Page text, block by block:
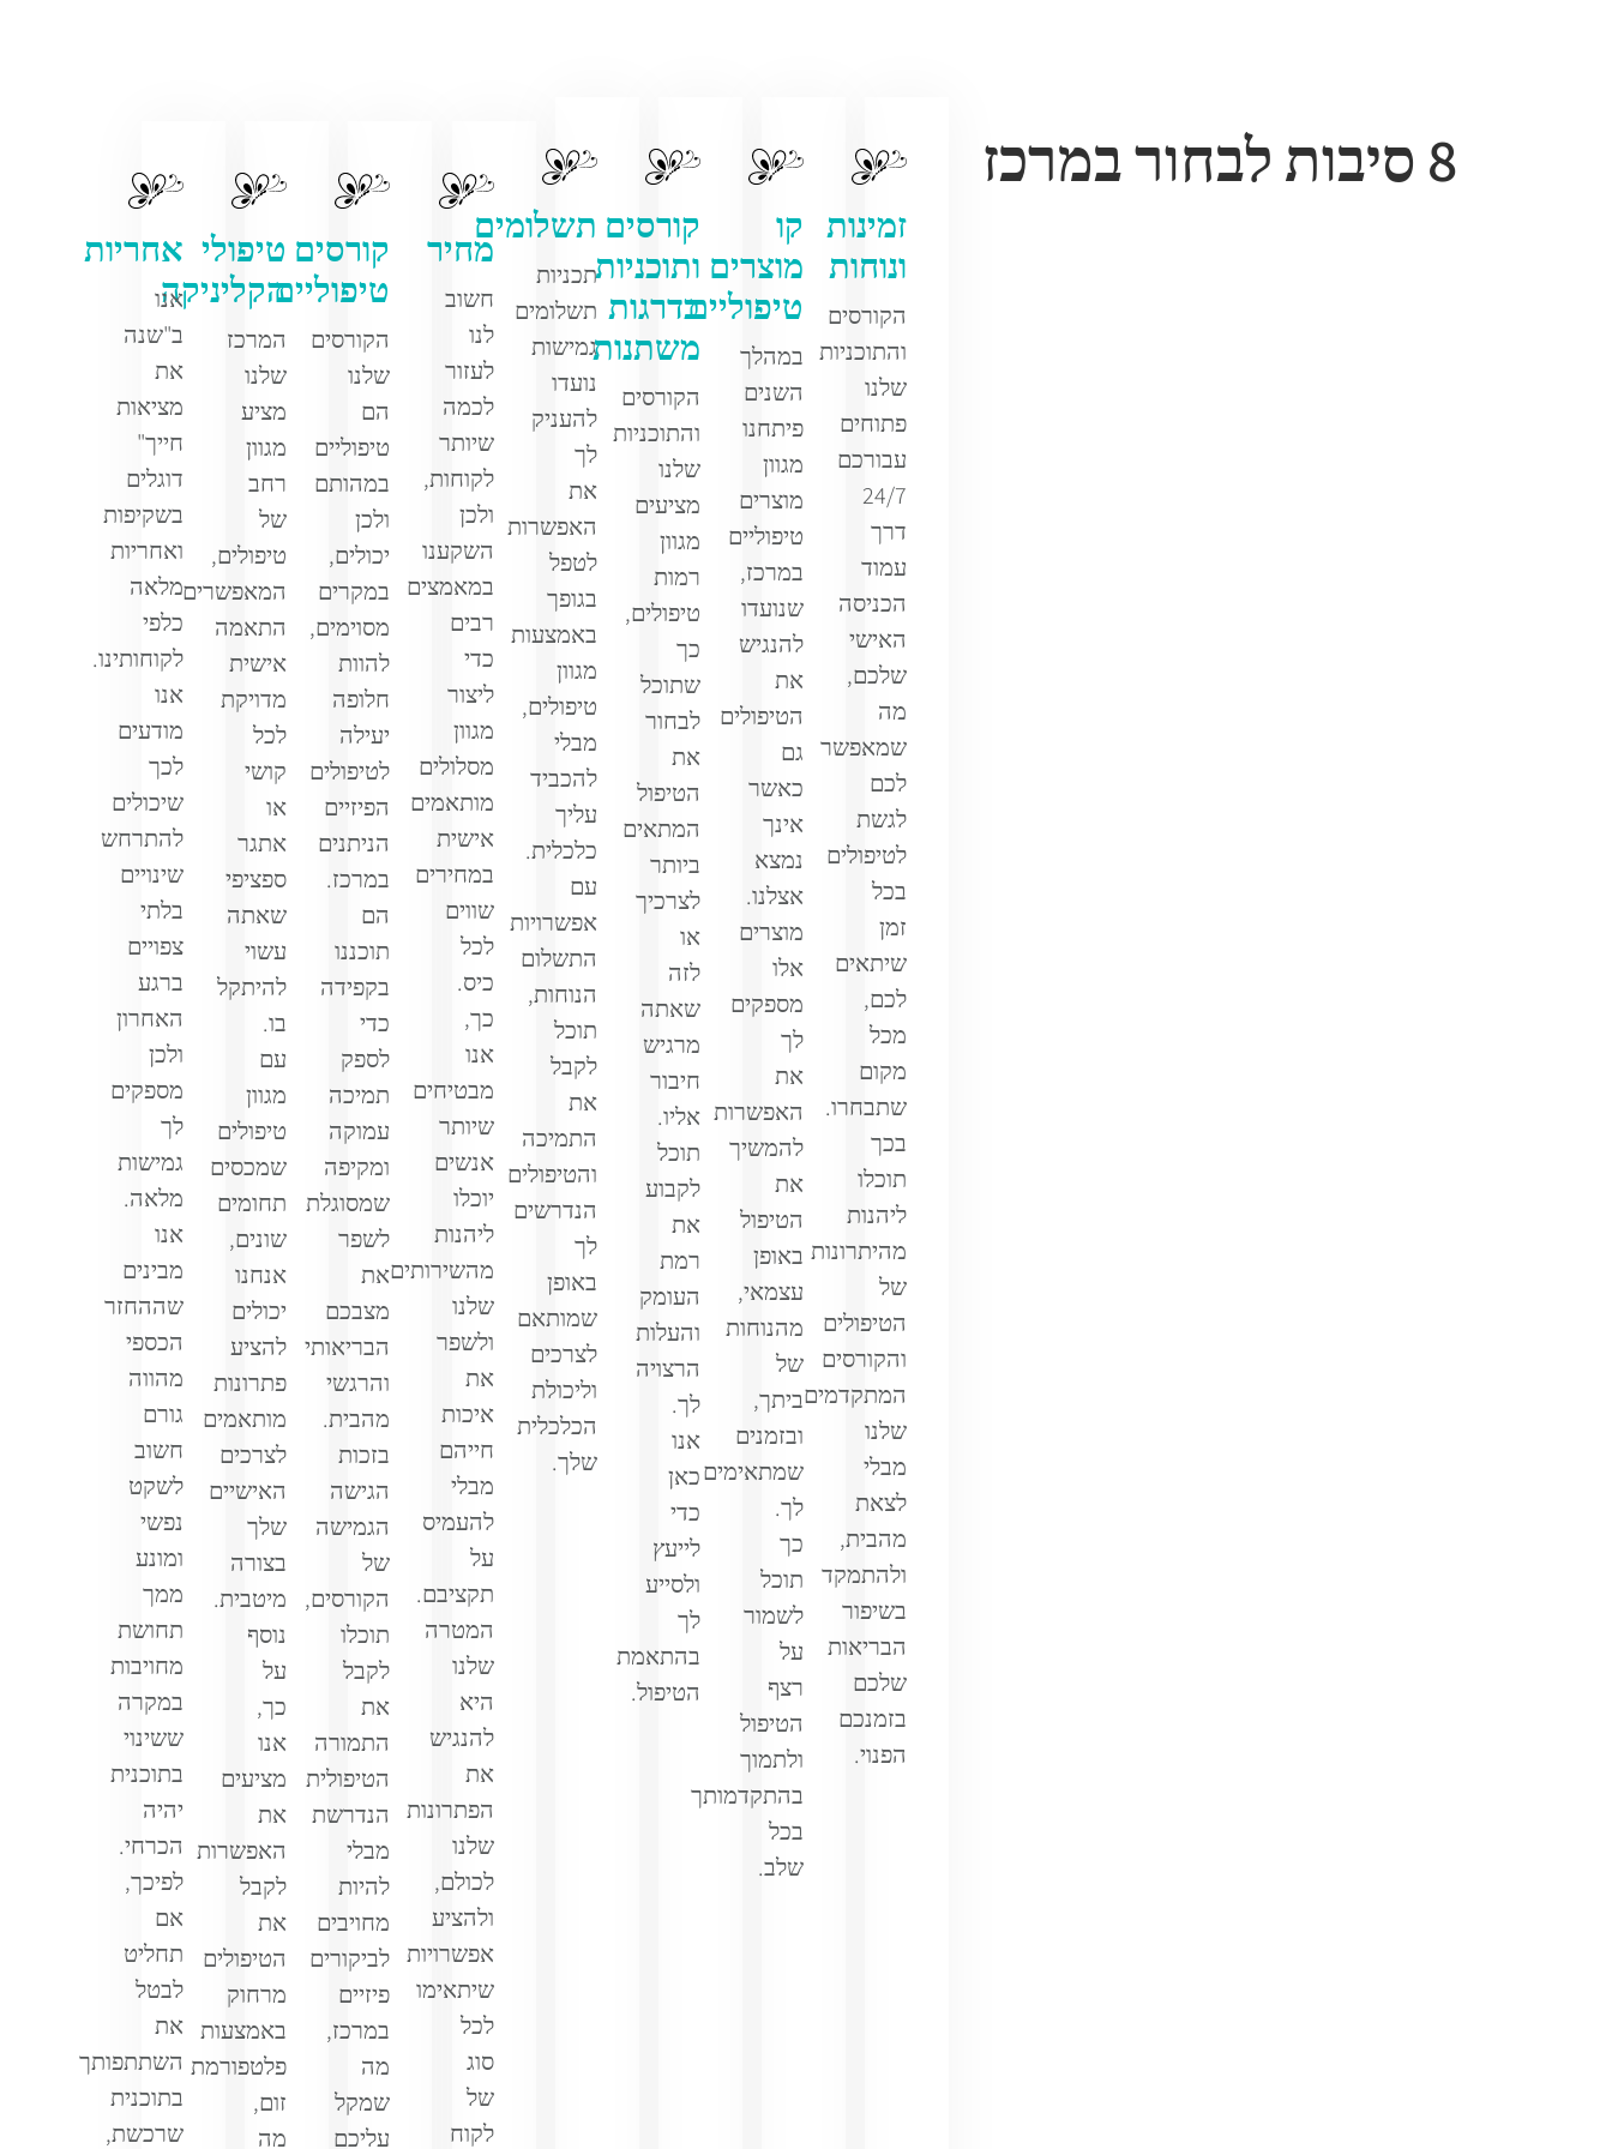
8 סיבות לבחור במרכז
זמינות
ונוחות
הקורסים
והתוכניות
שלנו
פתוחים
עבורכם
24/7
דרך
עמוד
הכניסה
האישי
שלכם,
מה
שמאפשר
לכם
לגשת
לטיפולים
בכל
זמן
שיתאים
לכם,
מכל
מקום
שתבחרו.
בכך
תוכלו
ליהנות
מהיתרונות
של
הטיפולים
והקורסים
המתקדמים
שלנו
מבלי
לצאת
מהבית,
ולהתמקד
בשיפור
הבריאות
שלכם
בזמנכם
הפנוי.
קו
מוצרים
טיפוליים
במהלך
השנים
פיתחנו
מגוון
מוצרים
טיפוליים
במרכז,
שנועדו
להנגיש
את
הטיפולים
גם
כאשר
אינך
נמצא
אצלנו.
מוצרים
אלו
מספקים
לך
את
האפשרות
להמשיך
את
הטיפול
באופן
עצמאי,
מהנוחות
של
ביתך,
ובזמנים
שמתאימים
לך.
כך
תוכל
לשמור
על
רצף
הטיפול
ולתמוך
בהתקדמותך
בכל
שלב.
קורסים
ותוכניות
בדרגות
משתנות
הקורסים
והתוכניות
שלנו
מציעים
מגוון
רמות
טיפולים,
כך
שתוכל
לבחור
את
הטיפול
המתאים
ביותר
לצרכיך
או
לזה
שאתה
מרגיש
חיבור
אליו.
תוכל
לקבוע
את
רמת
העומק
והעלות
הרצויה
לך.
אנו
כאן
כדי
לייעץ
ולסייע
לך
בהתאמת
הטיפול.
תשלומים
תכניות
תשלומים
גמישות
נועדו
להעניק
לך
את
האפשרות
לטפל
בגופך
באמצעות
מגוון
טיפולים,
מבלי
להכביד
עליך
כלכלית.
עם
אפשרויות
התשלום
הנוחות,
תוכל
לקבל
את
התמיכה
והטיפולים
הנדרשים
לך
באופן
שמותאם
לצרכים
וליכולת
הכלכלית
שלך.
מחיר
חשוב
לנו
לעזור
לכמה
שיותר
לקוחות,
ולכן
השקענו
במאמצים
רבים
כדי
ליצור
מגוון
מסלולים
מותאמים
אישית
במחירים
שווים
לכל
כיס.
כך,
אנו
מבטיחים
שיותר
אנשים
יוכלו
ליהנות
מהשירותים
שלנו
ולשפר
את
איכות
חייהם
מבלי
להעמיס
על
תקציבם.
המטרה
שלנו
היא
להנגיש
את
הפתרונות
שלנו
לכולם,
ולהציע
אפשרויות
שיתאימו
לכל
סוג
של
לקוח
קורסים
טיפוליים
הקורסים
שלנו
הם
טיפוליים
במהותם
ולכן
יכולים,
במקרים
מסוימים,
להוות
חלופה
יעילה
לטיפולים
הפיזיים
הניתנים
במרכז.
הם
תוכננו
בקפידה
כדי
לספק
תמיכה
עמוקה
ומקיפה
שמסוגלת
לשפר
את
מצבכם
הבריאותי
והרגשי
מהבית.
בזכות
הגישה
הגמישה
של
הקורסים,
תוכלו
לקבל
את
התמורה
הטיפולית
הנדרשת
מבלי
להיות
מחויבים
לביקורים
פיזיים
במרכז,
מה
שמקל
עליכם
טיפולי
הקליניקה
המרכז
שלנו
מציע
מגוון
רחב
של
טיפולים,
המאפשרים
התאמה
אישית
מדויקת
לכל
קושי
או
אתגר
ספציפי
שאתה
עשוי
להיתקל
בו.
עם
מגוון
טיפולים
שמכסים
תחומים
שונים,
אנחנו
יכולים
להציע
פתרונות
מותאמים
לצרכים
האישיים
שלך
בצורה
מיטבית.
נוסף
על
כך,
אנו
מציעים
את
האפשרות
לקבל
את
הטיפולים
מרחוק
באמצעות
פלטפורמת
זום,
מה
אחריות
אנו
ב"שנה
את
מציאות
חייך"
דוגלים
בשקיפות
ואחריות
מלאה
כלפי
לקוחותינו.
אנו
מודעים
לכך
שיכולים
להתרחש
שינויים
בלתי
צפויים
ברגע
האחרון
ולכן
מספקים
לך
גמישות
מלאה.
אנו
מבינים
שההחזר
הכספי
מהווה
גורם
חשוב
לשקט
נפשי
ומונע
ממך
תחושת
מחויבות
במקרה
ששינוי
בתוכנית
יהיה
הכרחי.
לפיכך,
אם
תחליט
לבטל
את
השתתפותך
בתוכנית
שרכשת,